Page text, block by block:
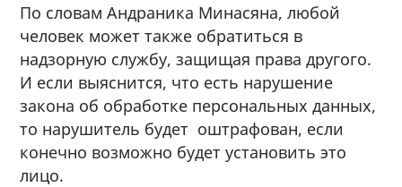
По словам Андраника Минасяна, любой
человек может также обратиться в
надзорную службу, защищая права другого.
И если выяснится, что есть нарушение
закона об обработке персональных данных,
то нарушитель будет оштрафован, если
конечно возможно будет установить это
лицо.